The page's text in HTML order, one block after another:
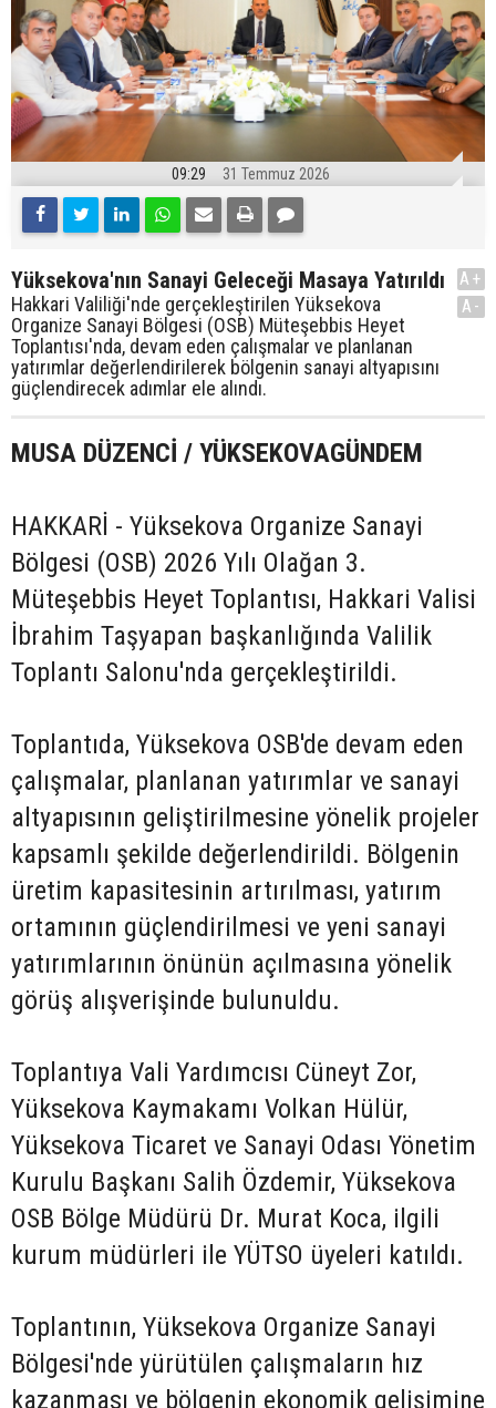
09:29 31 Temmuz 2026
Yüksekova'nın Sanayi Geleceği Masaya Yatırıldı
Hakkari Valiliği'nde gerçekleştirilen Yüksekova
Organize Sanayi Bölgesi (OSB) Müteşebbis Heyet
Toplantısı'nda, devam eden çalışmalar ve planlanan
yatırımlar değerlendirilerek bölgenin sanayi altyapısını
güçlendirecek adımlar ele alındı.
A+
A-
MUSA DÜZENCİ / YÜKSEKOVAGÜNDEM
HAKKARİ - Yüksekova Organize Sanayi
Bölgesi (OSB) 2026 Yılı Olağan 3.
Müteşebbis Heyet Toplantısı, Hakkari Valisi
İbrahim Taşyapan başkanlığında Valilik
Toplantı Salonu'nda gerçekleştirildi.
Toplantıda, Yüksekova OSB'de devam eden
çalışmalar, planlanan yatırımlar ve sanayi
altyapısının geliştirilmesine yönelik projeler
kapsamlı şekilde değerlendirildi. Bölgenin
üretim kapasitesinin artırılması, yatırım
ortamının güçlendirilmesi ve yeni sanayi
yatırımlarının önünün açılmasına yönelik
görüş alışverişinde bulunuldu.
Toplantıya Vali Yardımcısı Cüneyt Zor,
Yüksekova Kaymakamı Volkan Hülür,
Yüksekova Ticaret ve Sanayi Odası Yönetim
Kurulu Başkanı Salih Özdemir, Yüksekova
OSB Bölge Müdürü Dr. Murat Koca, ilgili
kurum müdürleri ile YÜTSO üyeleri katıldı.
Toplantının, Yüksekova Organize Sanayi
Bölgesi'nde yürütülen çalışmaların hız
kazanması ve bölgenin ekonomik gelişimine